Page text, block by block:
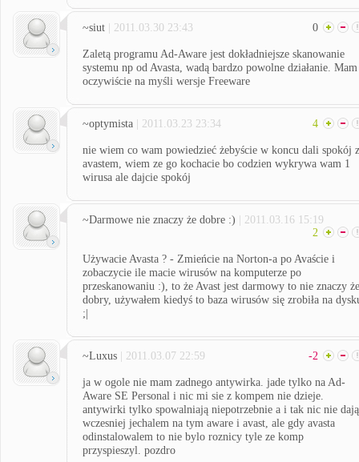
~siut | 2011.03.30 23:43 0
Zaletą programu Ad-Aware jest dokładniejsze skanowanie
systemu np od Avasta, wadą bardzo powolne działanie. Mam
oczywiście na myśli wersje Freeware
~optymista | 2011.03.23 23:34 4
nie wiem co wam powiedzieć żebyście w koncu dali spokój z
avastem, wiem ze go kochacie bo codzien wykrywa wam 1
wirusa ale dajcie spokój
~Darmowe nie znaczy że dobre :)
| 2011.03.16 15:19
2
Używacie Avasta ? - Zmieńcie na Norton-a po Avaście i
zobaczycie ile macie wirusów na komputerze po
przeskanowaniu :), to że Avast jest darmowy to nie znaczy że
dobry, używałem kiedyś to baza wirusów się zrobiła na
;|
~Luxus | 2011.03.07 22:59 -2
ja w ogole nie mam zadnego antywirka. jade tylko na Ad-
Aware SE Personal i nic mi sie z kompem nie dzieje.
antywirki tylko spowalniają niepotrzebnie a i tak nic nie
wczesniej jechalem na tym aware i avast, ale gdy avasta
odinstalowalem to nie bylo roznicy tyle ze komp
przyspieszyl. pozdro